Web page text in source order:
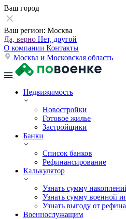
Ваш город
Ваш регион: Москва
Да, верно Нет, другой
О компании Контакты
Москва и Московская область
Недвижимость
Новостройки
Готовое жилье
Застройщики
Банки
Список банков
Рефинансирование
Калькулятор
Узнать сумму
Узнать сумму военной
Узнать выгоду от
Военнослужащим